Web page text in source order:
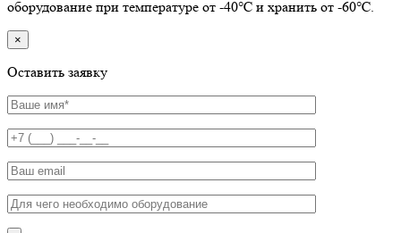
оборудование при температуре от -40℃ и хранить от -60℃.
×
Оставить заявку